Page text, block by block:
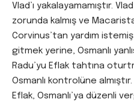
Vlad’ı yakalayamamıştır.
zorunda kalmış ve
Corvinus’tan yardım
gitmek yerine, Osmanlı
Radu’yu Eflak tahtına
Osmanlı kontrolüne
Eflak, Osmanlı’ya düzenli